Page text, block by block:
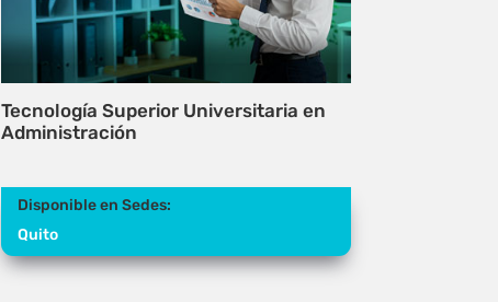
Tecnología Superior Universitaria en
Administración
Disponible en Sedes:
Quito